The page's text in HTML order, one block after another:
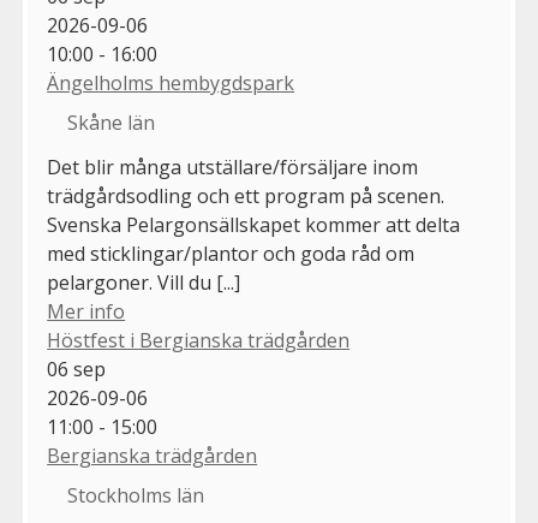
2026-09-06
10:00 - 16:00
Ängelholms hembygdspark
Skåne län
Det blir många utställare/försäljare inom
trädgårdsodling och ett program på scenen.
Svenska Pelargonsällskapet kommer att delta
med sticklingar/plantor och goda råd om
pelargoner. Vill du [...]
Mer info
Höstfest i Bergianska trädgården
06 sep
2026-09-06
11:00 - 15:00
Bergianska trädgården
Stockholms län